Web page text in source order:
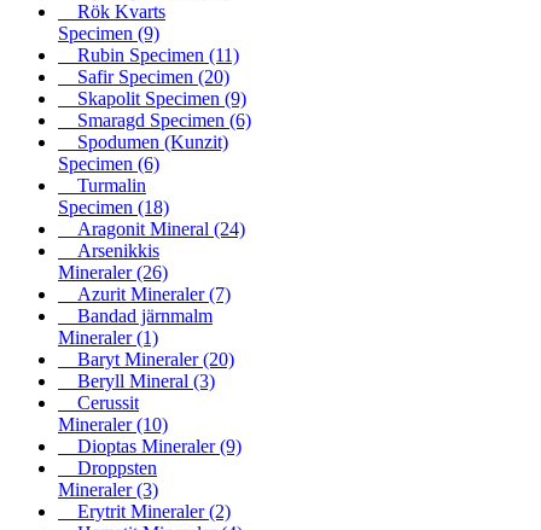
Rök Kvarts
Specimen (9)
Rubin Specimen (11)
Safir Specimen (20)
Skapolit Specimen (9)
Smaragd Specimen (6)
Spodumen (Kunzit)
Specimen (6)
Turmalin
Specimen (18)
Aragonit Mineral (24)
Arsenikkis
Mineraler(26)
Azurit Mineraler(7)
Bandad järnmalm
Mineraler(1)
Baryt Mineraler(20)
Beryll Mineral (3)
Cerussit
Mineraler(10)
Dioptas Mineraler(9)
Droppsten
Mineraler(3)
Erytrit Mineraler(2)